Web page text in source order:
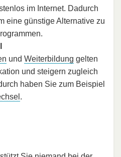
im Internet. Dadurch
eine günstige Alternative zu
und Weiterbildung gelten
und steigern zugleich
haben Sie zum Beispiel
.